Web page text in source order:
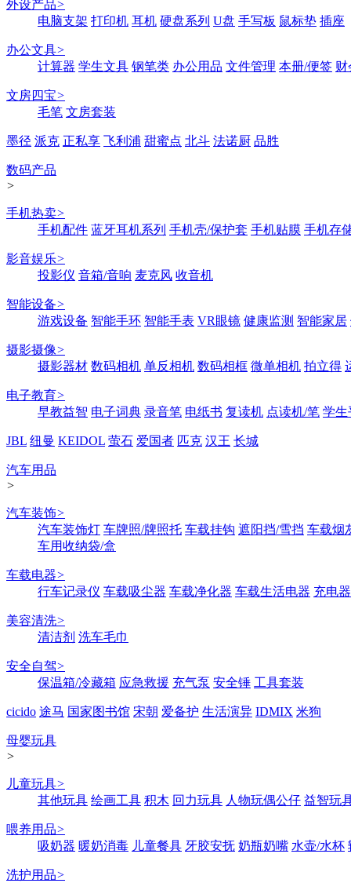
外设产品>
电脑支架 打印机 耳机 硬盘系列 U盘 手写板 鼠标垫 插座
办公文具>
计算器 学生文具 钢笔类 办公用品 文件管理 本册/便签 财
文房四宝>
毛笔 文房套装
墨径 派克 正私享 飞利浦 甜蜜点 北斗 法诺厨 品胜
数码产品
>
手机热卖>
手机配件 蓝牙耳机系列 手机壳/保护套 手机贴膜 手机存
影音娱乐>
投影仪 音箱/音响 麦克风 收音机
智能设备>
游戏设备 智能手环 智能手表 VR眼镜 健康监测 智能家居
摄影摄像>
摄影器材 数码相机 单反相机 数码相框 微单相机 拍立得
电子教育>
早教益智 电子词典 录音笔 电纸书 复读机 点读机/笔 学生
JBL 纽曼 KEIDOL 萤石 爱国者 匹克 汉王 长城
汽车用品
>
汽车装饰>
汽车装饰灯 车牌照/牌照托 车载挂钩 遮阳挡/雪挡 车载烟
车用收纳袋/盒
车载电器>
行车记录仪 车载吸尘器 车载净化器 车载生活电器 充电
美容清洗>
清洁剂 洗车毛巾
安全自驾>
保温箱/冷藏箱 应急救援 充气泵 安全锤 工具套装
cicido 途马 国家图书馆 宋朝 爱备护 生活演异 IDMIX 米狗
母婴玩具
>
儿童玩具>
其他玩具 绘画工具 积木 回力玩具 人物玩偶公仔 益智玩
喂养用品>
吸奶器 暖奶消毒 儿童餐具 牙胶安抚 奶瓶奶嘴 水壶/水杯
洗护用品>